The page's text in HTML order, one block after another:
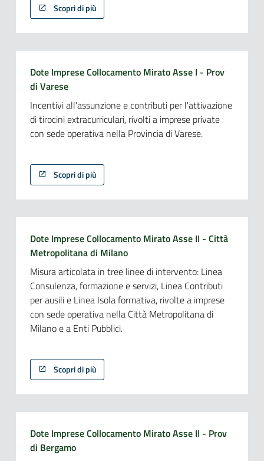
Scopri di più
Dote Imprese Collocamento Mirato Asse I - Prov
di Varese
Incentivi all'assunzione e contributi per l'attivazione
di tirocini extracurriculari, rivolti a imprese private
con sede operativa nella Provincia di Varese.
Scopri di più
Dote Imprese Collocamento Mirato Asse II - Città
Metropolitana di Milano
Misura articolata in tree linee di intervento: Linea
Consulenza, formazione e servizi, Linea Contributi
per ausili e Linea Isola formativa, rivolte a imprese
con sede operativa nella Città Metropolitana di
Milano e a Enti Pubblici.
Scopri di più
Dote Imprese Collocamento Mirato Asse II - Prov
di Bergamo